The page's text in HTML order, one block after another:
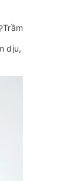
Trầm
dịu,